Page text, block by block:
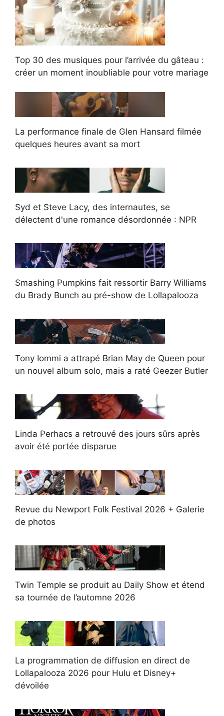
Top 30 des musiques pour l’arrivée du gâteau :
créer un moment inoubliable pour votre mariage
La performance finale de Glen Hansard filmée
quelques heures avant sa mort
Syd et Steve Lacy, des internautes, se
délectent d'une romance désordonnée : NPR
Smashing Pumpkins fait ressortir Barry Williams
du Brady Bunch au pré-show de Lollapalooza
Tony Iommi a attrapé Brian May de Queen pour
un nouvel album solo, mais a raté Geezer Butler
Linda Perhacs a retrouvé des jours sûrs après
avoir été portée disparue
Revue du Newport Folk Festival 2026 + Galerie
de photos
Twin Temple se produit au Daily Show et étend
sa tournée de l’automne 2026
La programmation de diffusion en direct de
Lollapalooza 2026 pour Hulu et Disney+
dévoilée